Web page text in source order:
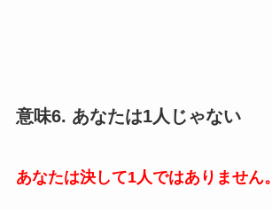
意味6. あなたは1人じゃない
あなたは決して1人ではありません。